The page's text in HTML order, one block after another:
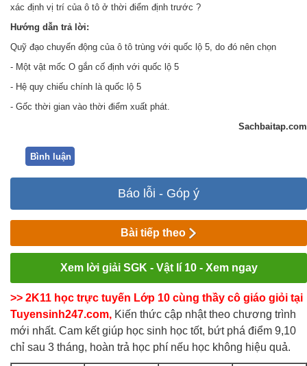
xác định vị trí của ô tô ở thời điểm định trước ?
Hướng dẫn trả lời:
Quỹ đạo chuyển động của ô tô trùng với quốc lộ 5, do đó nên chọn
- Một vật mốc O gắn cố định với quốc lộ 5
- Hệ quy chiếu chính là quốc lộ 5
- Gốc thời gian vào thời điểm xuất phát.
Sachbaitap.com
Bình luận
Báo lỗi - Góp ý
Bài tiếp theo
Xem lời giải SGK - Vật lí 10 - Xem ngay
>> 2K11 học trực tuyến Lớp 10 cùng thầy cô giáo giỏi tại
Tuyensinh247.com, Kiến thức cập nhật theo chương trình
mới nhất. Cam kết giúp học sinh học tốt, bứt phá điểm 9,10
chỉ sau 3 tháng, hoàn trả học phí nếu học không hiệu quả.